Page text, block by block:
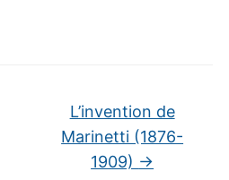
L’invention de
Marinetti (1876-
1909) →